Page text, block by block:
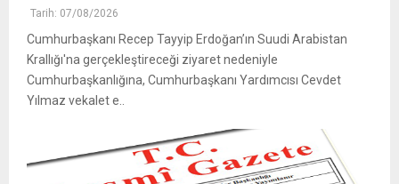
Tarih: 07/08/2026
Cumhurbaşkanı Recep Tayyip Erdoğan’ın Suudi Arabistan
Krallığı'na gerçekleştireceği ziyaret nedeniyle
Cumhurbaşkanlığına, Cumhurbaşkanı Yardımcısı Cevdet
Yılmaz vekalet e..